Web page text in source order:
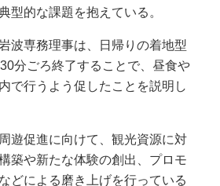
型的な課題を抱えている。
波専務理事は、日帰りの着地型
分ごろ終了することで、昼食や
で行うよう促したことを説明し
遊促進に向けて、観光資源に対
築や新たな体験の創出、プロモ
どによる磨き上げを行っている